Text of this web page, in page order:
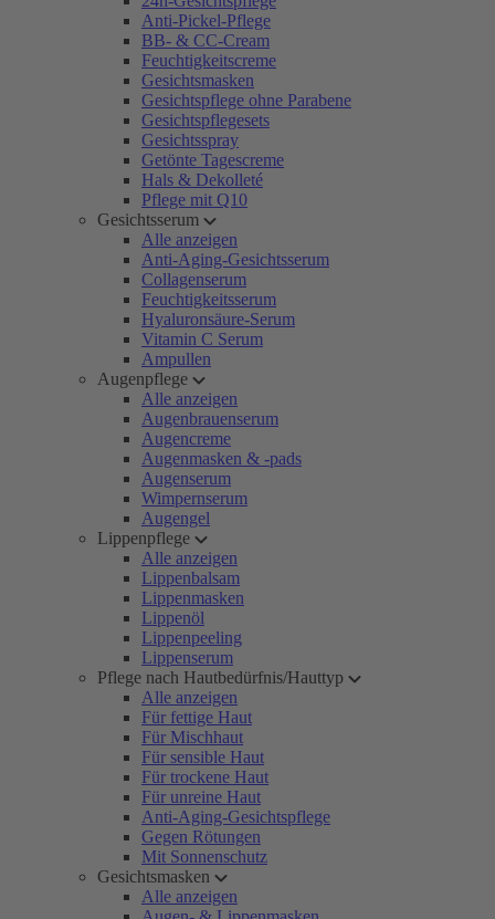
Anti-Pickel-Pflege
BB- & CC-Cream
Feuchtigkeitscreme
Gesichtsmasken
Gesichtspflege ohne Parabene
Gesichtspflegesets
Gesichtsspray
Getönte Tagescreme
Hals & Dekolleté
Pflege mit Q10
Gesichtsserum
Alle anzeigen
Anti-Aging-Gesichtsserum
Collagenserum
Feuchtigkeitsserum
Hyaluronsäure-Serum
Vitamin C Serum
Ampullen
Augenpflege
Alle anzeigen
Augenbrauenserum
Augencreme
Augenmasken & -pads
Augenserum
Wimpernserum
Augengel
Lippenpflege
Alle anzeigen
Lippenbalsam
Lippenmasken
Lippenöl
Lippenpeeling
Lippenserum
Pflege nach Hautbedürfnis/Hauttyp
Alle anzeigen
Für fettige Haut
Für Mischhaut
Für sensible Haut
Für trockene Haut
Für unreine Haut
Anti-Aging-Gesichtspflege
Gegen Rötungen
Mit Sonnenschutz
Gesichtsmasken
Alle anzeigen